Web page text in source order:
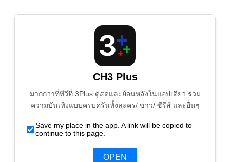
CH3 Plus
มากกว่าที่ทีวีที่ 3Plus ดูสดและย้อนหลังในแอปเดียว รวม
ความบันเทิงแบบครบครันทั้งละคร/ ข่าว/ ซีรีส์ และอื่นๆ
Save my place in the app. A link will be copied to
continue to this page.
OPEN